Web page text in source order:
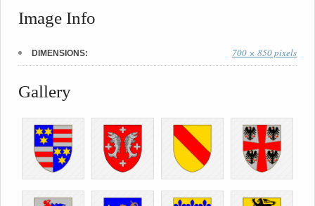
Image Info
DIMENSIONS: 700 × 850 pixels
Gallery